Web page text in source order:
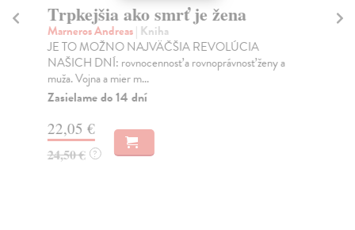
Trpkejšia ako smrť je žena
Marneros Andreas| Kniha
JE TO MOŽNO NAJVÄČŠIA REVOLÚCIA
NAŠICH DNÍ: rovnocennosť a rovnoprávnosť ženy a
muža. Vojna a mier m...
Zasielame do 14 dní
22,05 €
24,50 € ?